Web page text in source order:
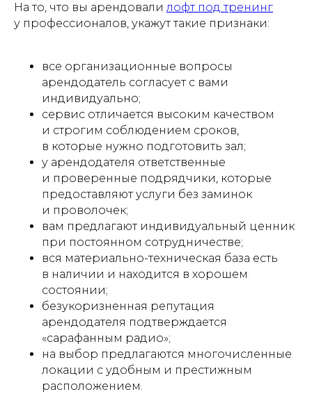
На то, что вы арендовали лофт под тренинг
у профессионалов, укажут такие признаки:
все организационные вопросы
арендодатель согласует с вами
индивидуально;
сервис отличается высоким качеством
и строгим соблюдением сроков,
в которые нужно подготовить зал;
у арендодателя ответственные
и проверенные подрядчики, которые
предоставляют услуги без заминок
и проволочек;
вам предлагают индивидуальный ценник
при постоянном сотрудничестве;
вся материально-техническая база есть
в наличии и находится в хорошем
состоянии;
безукоризненная репутация
арендодателя подтверждается
«сарафанным радио»;
на выбор предлагаются многочисленные
локации с удобным и престижным
расположением.